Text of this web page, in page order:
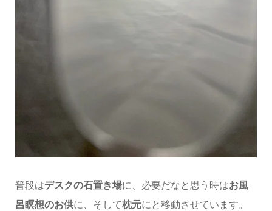
普段はデスクの石置き場に、必要だなと思う時はお風
呂瞑想のお供に、そして枕元にと移動させています。